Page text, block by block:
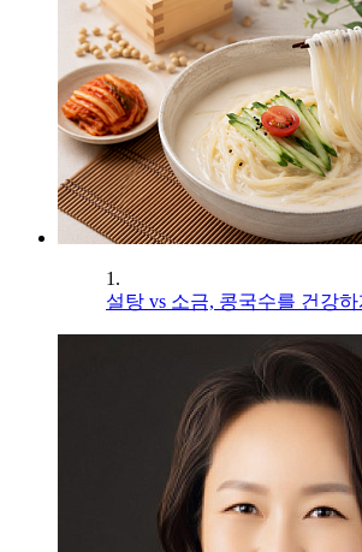
1.
설탕 vs 소금, 콩국수를 건강